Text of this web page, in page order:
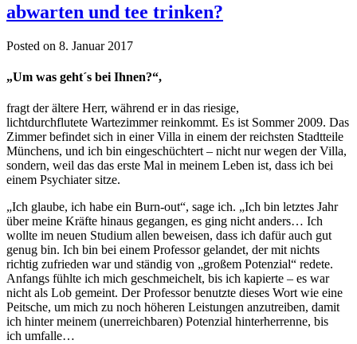
abwarten und tee trinken?
Posted on 8. Januar 2017
„Um was geht´s bei Ihnen?“,
fragt der ältere Herr, während er in das riesige,
lichtdurchflutete Wartezimmer reinkommt. Es ist Sommer 2009. Das
Zimmer befindet sich in einer Villa in einem der reichsten Stadtteile
Münchens, und ich bin eingeschüchtert – nicht nur wegen der Villa,
sondern, weil das das erste Mal in meinem Leben ist, dass ich bei
einem Psychiater sitze.
„Ich glaube, ich habe ein Burn-out“, sage ich. „Ich bin letztes Jahr
über meine Kräfte hinaus gegangen, es ging nicht anders… Ich
wollte im neuen Studium allen beweisen, dass ich dafür auch gut
genug bin. Ich bin bei einem Professor gelandet, der mit nichts
richtig zufrieden war und ständig von „großem Potenzial“ redete.
Anfangs fühlte ich mich geschmeichelt, bis ich kapierte – es war
nicht als Lob gemeint. Der Professor benutzte dieses Wort wie eine
Peitsche, um mich zu noch höheren Leistungen anzutreiben, damit
ich hinter meinem (unerreichbaren) Potenzial hinterherrenne, bis
ich umfalle…